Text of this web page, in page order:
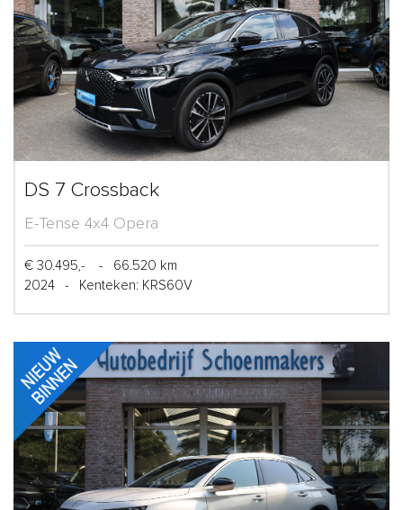
DS 7 Crossback
E-Tense 4x4 Opera
€ 30.495,- -
66.520 km
2024
- Kenteken: KRS60V